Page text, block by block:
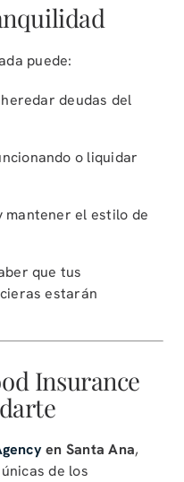
puede:
deudas del
o liquidar
mantener el estilo de
que tus
estarán
Insurance
en Santa Ana,
de los